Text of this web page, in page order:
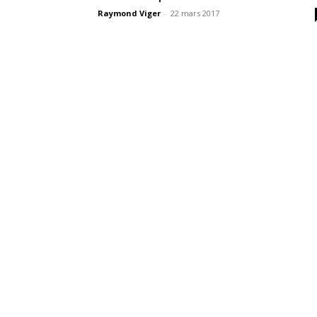
Raymond Viger - 22 mars 2017